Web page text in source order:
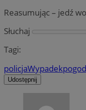
Reasumując – jedź
Słuchaj
Tagi:
policjaWypadek
Udostępnij